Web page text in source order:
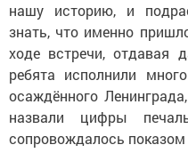
нашу историю, и
знать, что именно
ходе встречи, отдавая
ребята исполнили
осаждённого
назвали цифры
сопровождалось